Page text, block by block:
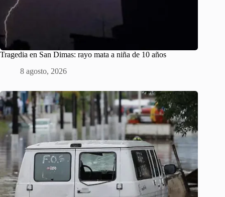
Tragedia en San Dimas: rayo mata a niña de 10 años
8 agosto, 2026